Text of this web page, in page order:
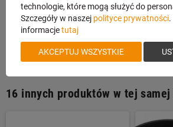
Pas do broni myśliwskiej zszywany z dwóch
wzmacniany szwami. Posiada ciche zapięcie.
Materiał: skóra, Kolor: brąz, Wymiary: długość
16 innych produktów w tej
technologie, które mogą służyć do
Szczegóły w naszej polityce prywatności
informacjetutaj
AKCEPTUJ WSZYSTKIE